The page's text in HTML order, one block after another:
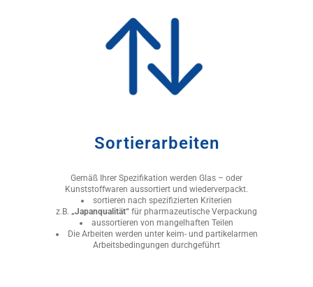
Sortierarbeiten
Gemäß Ihrer Spezifikation werden Glas – oder
Kunststoffwaren aussortiert und wiederverpackt.
sortieren nach spezifizierten Kriterien
z.B. „Japanqualität“ für pharmazeutische Verpackung
aussortieren von mangelhaften Teilen
Die Arbeiten werden unter keim- und partikelarmen
Arbeitsbedingungen durchgeführt